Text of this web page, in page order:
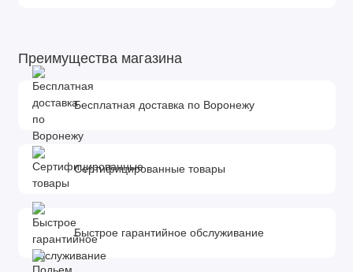
Преимущества магазина
Бесплатная доставка по Воронежу
Сертифицированные товары
Быстрое гарантийное обслуживание